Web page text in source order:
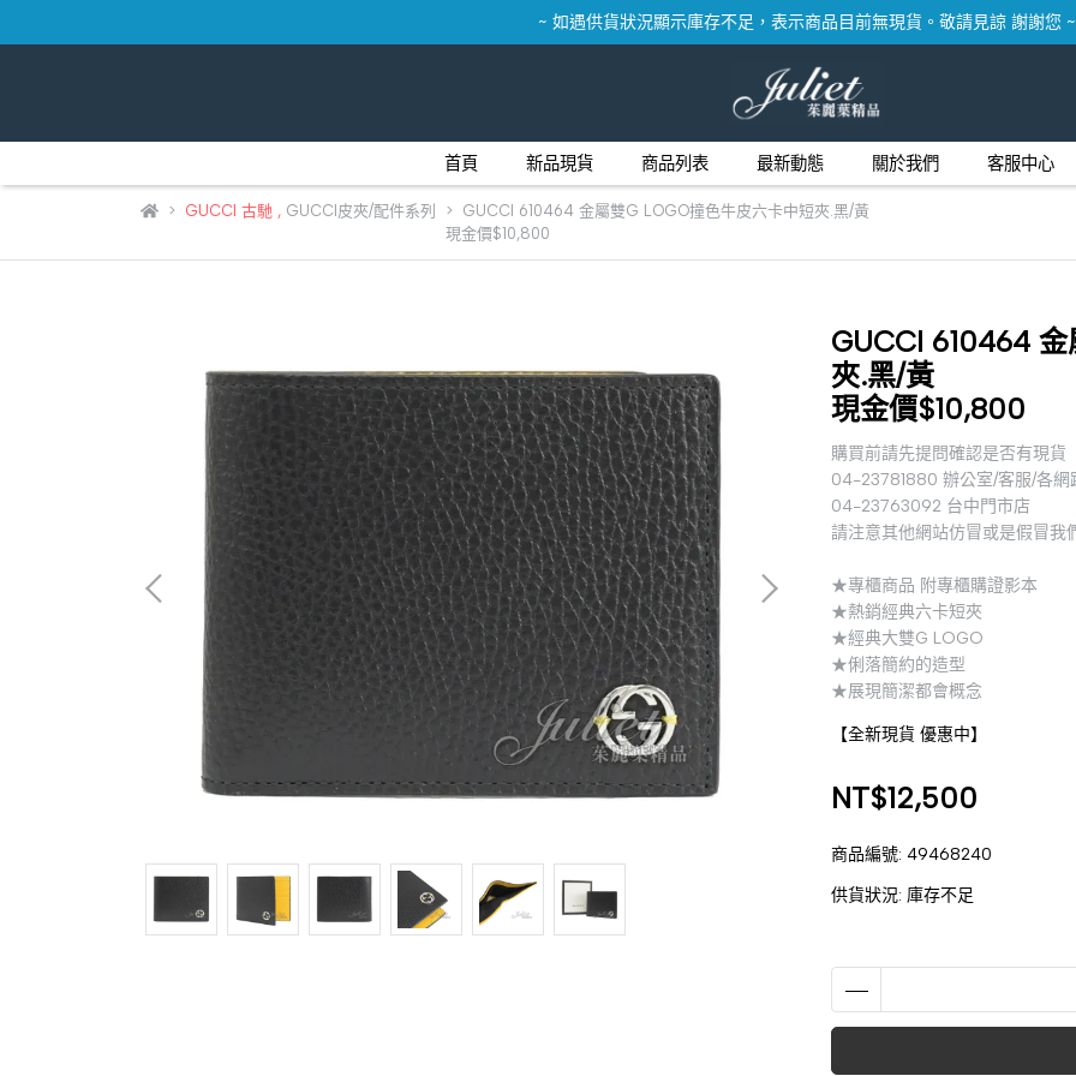
~ 如遇供貨狀況顯示庫存不足，表示商品目前無現貨。敬請見諒 謝謝您 ~
首頁 新品現貨 商品列表 最新動態 關於我們 客服中心
GUCCI 古馳, GUCCI皮夾/配件系列
GUCCI 610464 金屬雙G LOGO撞色牛皮六卡中短夾.黑/黃
現金價$10,800
GUCCI 610464
夾.黑/黃
現金價$10,800
購買前請先提問確認是否有現貨
04-23781880 辦公室/客服/各網
04-23763092 台中門市店
請注意其他網站仿冒或是假冒我
★專櫃商品 附專櫃購證影本
★熱銷經典六卡短夾
★經典大雙G LOGO
★俐落簡約的造型
★展現簡潔都會概念
【全新現貨 優惠中】
NT$12,500
商品編號: 49468240
供貨狀況: 庫存不足